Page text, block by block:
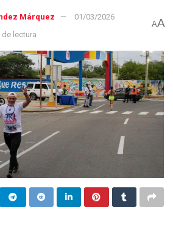
Márquez
01/03/2026
lectura
AA